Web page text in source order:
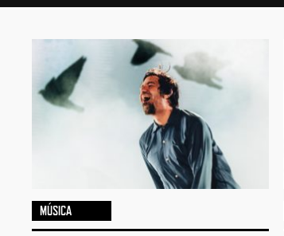
MÚSICA